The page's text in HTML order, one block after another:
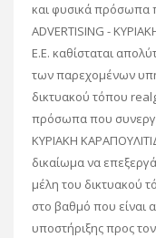
και φυσικά πρόσωπα
ADVERTISING -
Ε.Ε. καθίσταται
των παρεχομένων
δικτυακού τόπου
πρόσωπα που
ΚΥΡΙΑΚΗ
δικαίωμα να
μέλη του δικτυακού
στο βαθμό που είναι
υποστήριξης προς